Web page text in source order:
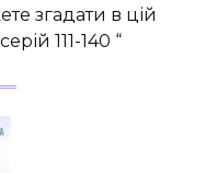
згадати в цій
111-140 “